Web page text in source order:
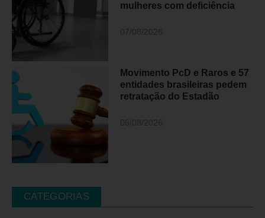
mulheres com deficiência
Movimento PcD e Raros e 57
entidades brasileiras pedem
retratação do Estadão
CATEGORIAS